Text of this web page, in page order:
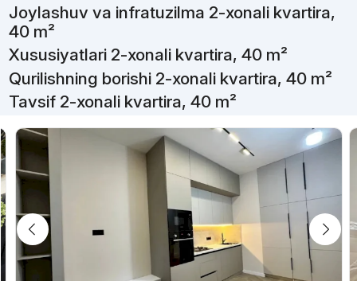
Joylashuv va infratuzilma 2-xonali kvartira,
40 m²
Xususiyatlari 2-xonali kvartira, 40 m²
Qurilishning borishi 2-xonali kvartira, 40 m²
Tavsif 2-xonali kvartira, 40 m²